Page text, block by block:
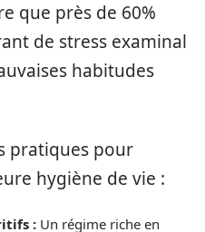
que près de 60%
de stress examinal
habitudes
pratiques pour
hygiène de vie :
: Un régime riche en